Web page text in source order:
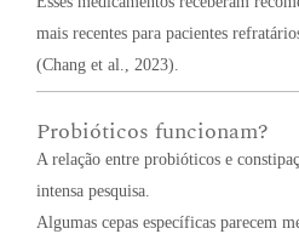
mais recentes para pacientes
(Chang et al., 2023).
Probióticos funcionam?
A relação entre probióticos e
intensa pesquisa.
Algumas cepas específicas parecem